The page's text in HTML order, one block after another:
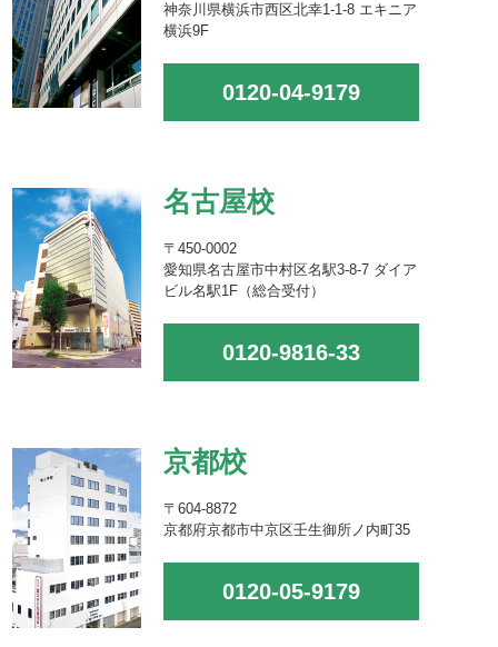
神奈川県横浜市西区北幸1-1-8 エキニア
横浜9F
0120-04-9179
名古屋校
〒450-0002
愛知県名古屋市中村区名駅3-8-7 ダイア
ビル名駅1F（総合受付）
0120-9816-33
京都校
〒604-8872
京都府京都市中京区壬生御所ノ内町35
0120-05-9179